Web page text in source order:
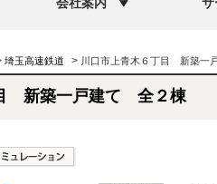
埼玉高速鉄道 > 川口市上青木６丁目 新築一
新築一戸建て 全２棟